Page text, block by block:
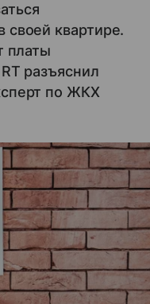
квартире.
платы
разъяснил
по ЖКХ